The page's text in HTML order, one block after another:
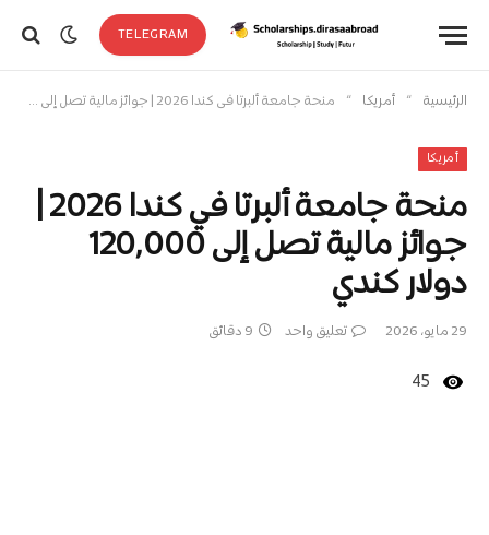
TELEGRAM
الرئيسية » أمريكا » منحة جامعة ألبرتا في كندا 2026 | جوائز مالية تصل إلى 120,000 دولار كندي
أمريكا
منحة جامعة ألبرتا في كندا 2026 |
جوائز مالية تصل إلى 120,000
دولار كندي
29 مايو، 2026 تعليق واحد 9 دقائق
45